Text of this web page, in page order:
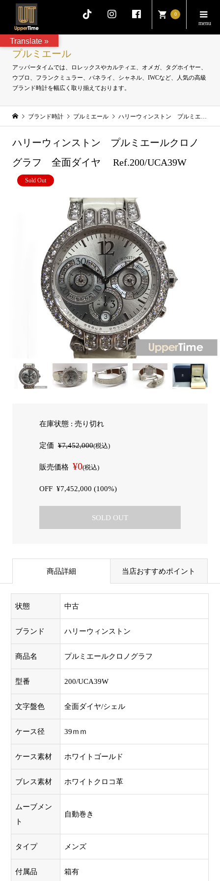
0
プルミエール
アッパータイムでは、ロレックスやカルティエ、オメガ、タグホイヤー、
ウブロ、フランクミュラー、パネライ、シャネル、IWCなど、人気の高級
ブランド時計を幅広く取り揃えております。
ブランド時計 プルミエール ハリーウィンストン プルミエールクロノグラフ 全面ダイヤ Ref.200/UCA39W
ハリーウィンストン プルミエールクロノ
グラフ 全面ダイヤ Ref.200/UCA39W
Sold Out
在庫状態 : 売り切れ
定価¥7,452,000(税込)
販売価格 ¥0(税込)
OFF ¥7,452,000 (100%)
SOLD OUT
商品詳細 当店おすすめポイント
状態 中古
ブランド ハリーウィンストン
商品名 プルミエールクロノグラフ
型番 200/UCA39W
文字盤色 全面ダイヤ/シェル
ケース径 39ｍｍ
ケース素材 ホワイトゴールド
ブレス素材 ホワイトクロコ革
ムーブメン
ト
自動巻き
タイプ メンズ
付属品 箱有
Translate »